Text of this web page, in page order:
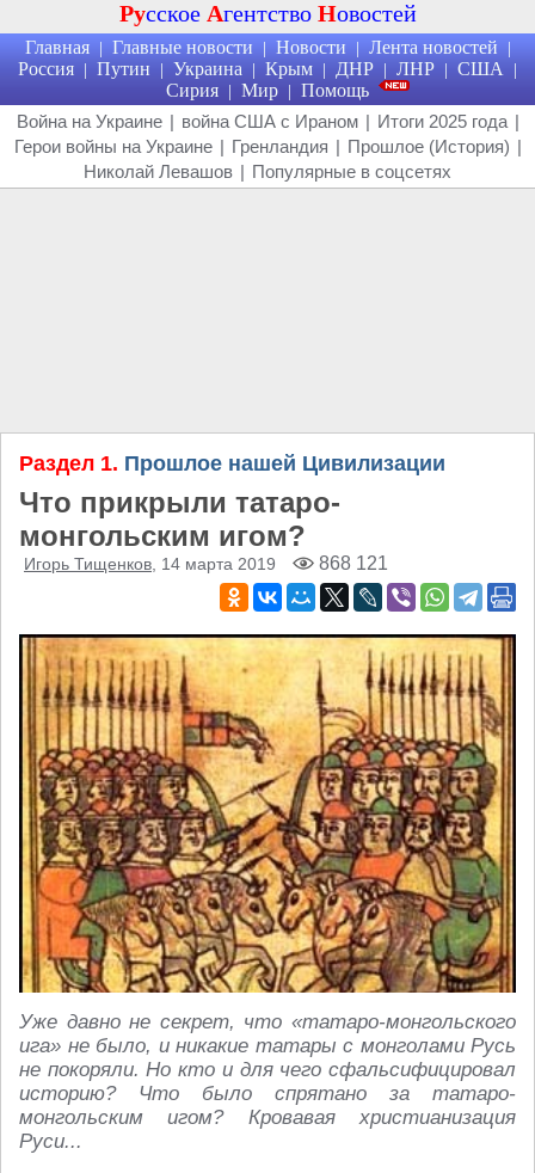
Русское Агентство Новостей
Главная | Главные новости | Новости | Лента новостей |
Россия | Путин | Украина | Крым | ДНР | ЛНР | США |
Сирия | Мир | Помощь
Война на Украине | война США с Ираном | Итоги 2025 года |
Герои войны на Украине | Гренландия | Прошлое (История) |
Николай Левашов | Популярные в соцсетях
Раздел 1. Прошлое нашей Цивилизации
Что прикрыли татаро-
монгольским игом?
Игорь Тищенков , 14 марта 2019 868 121
Уже давно не секрет, что «татаро-монгольского
ига» не было, и никакие татары с монголами Русь
не покоряли. Но кто и для чего сфальсифицировал
историю? Что было спрятано за татаро-
монгольским игом? Кровавая христианизация
Руси...